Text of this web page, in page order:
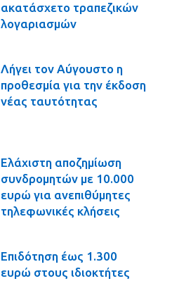
ακατάσχετο τραπεζικών
λογαριασμών
Λήγει τον Αύγουστο η
προθεσμία για την έκδοση
νέας ταυτότητας
Ελάχιστη αποζημίωση
συνδρομητών με 10.000
ευρώ για ανεπιθύμητες
τηλεφωνικές κλήσεις
Επιδότηση έως 1.300
ευρώ στους ιδιοκτήτες